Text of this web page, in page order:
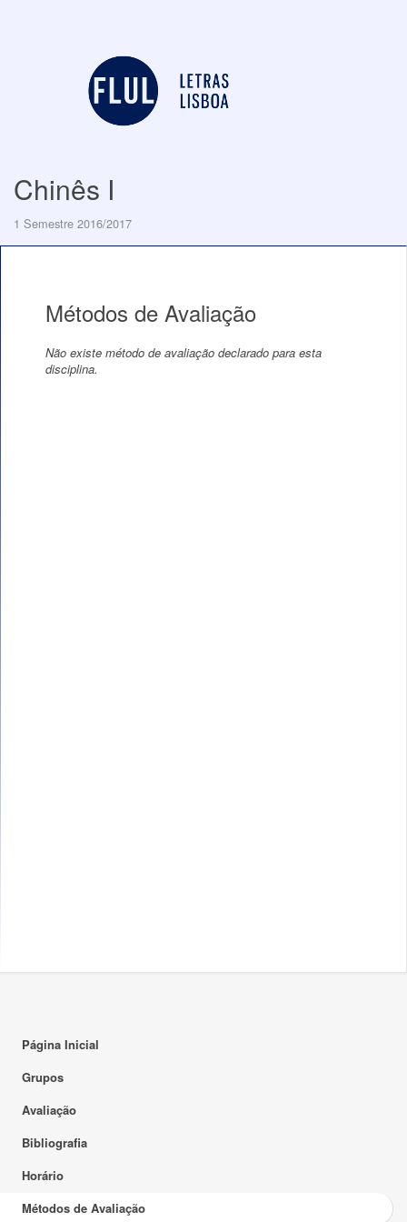
Chinês I
1 Semestre 2016/2017
Métodos de Avaliação
Não existe método de avaliação declarado para esta
disciplina.
Página Inicial
Grupos
Avaliação
Bibliografia
Horário
Métodos de Avaliação